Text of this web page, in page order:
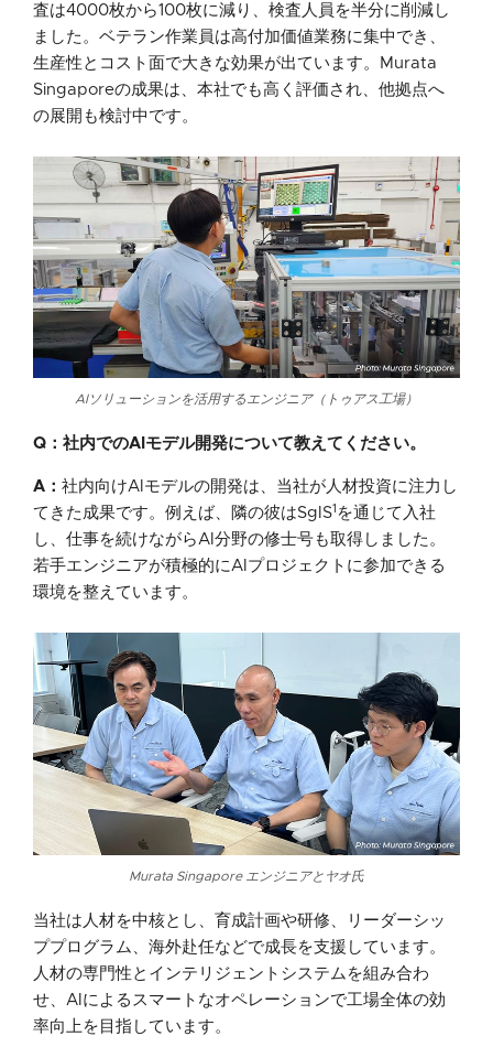
査は4000枚から100枚に減り、検査人員を半分に削減し
ました。ベテラン作業員は高付加価値業務に集中でき、
生産性とコスト面で大きな効果が出ています。Murata
Singaporeの成果は、本社でも高く評価され、他拠点へ
の展開も検討中です。
AIソリューションを活用するエンジニア（トゥアス工場）
Q：社内でのAIモデル開発について教えてください。
A： 社内向けAIモデルの開発は、当社が人材投資に注力し
てきた成果です。例えば、隣の彼はSgIS1 を通じて入社
し、仕事を続けながらAI分野の修士号も取得しました。
若手エンジニアが積極的にAIプロジェクトに参加できる
環境を整えています。
Murata Singapore エンジニアとヤオ氏
当社は人材を中核とし、育成計画や研修、リーダーシッ
ププログラム、海外赴任などで成長を支援しています。
人材の専門性とインテリジェントシステムを組み合わ
せ、AIによるスマートなオペレーションで工場全体の効
率向上を目指しています。